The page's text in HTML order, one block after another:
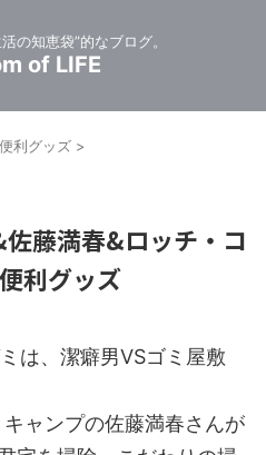
の知恵袋”的なブログ。
of LIFE
利グッズ >
藤満春&ロッチ・コ
利グッズ
は、潔癖男VSゴミ屋敷
ャンプの佐藤満春さんが